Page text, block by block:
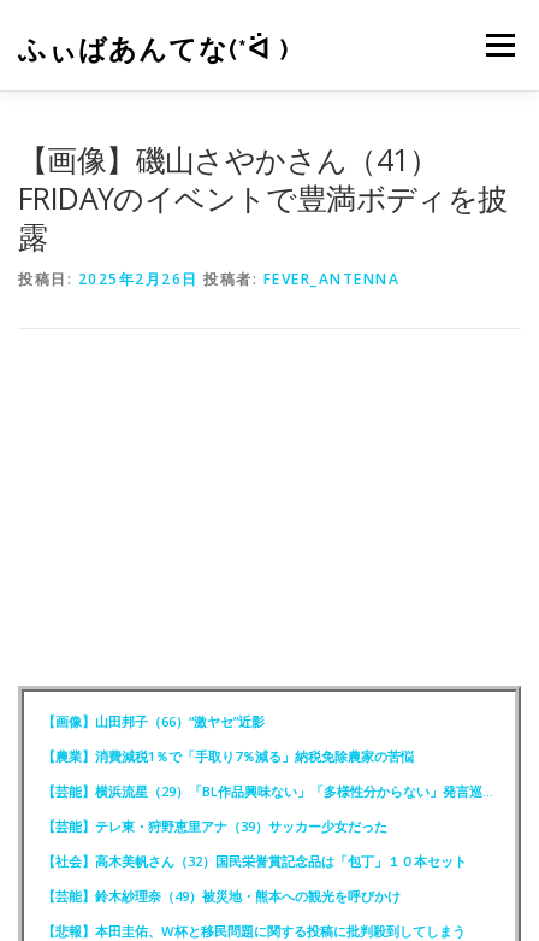
ふぃばあんてな(*ᐛ ) メニュー
【画像】磯山さやかさん（41）
FRIDAYのイベントで豊満ボディを披
露
投稿日: 2025年2月26日 投稿者: FEVER_ANTENNA
【画像】山田邦子（66）“激ヤセ”近影
【農業】消費減税1％で「手取り7％減る」納税免除農家の苦悩
【芸能】横浜流星（29）「BL作品興味ない」「多様性分からない」発言巡りFCが注意喚起
【芸能】テレ東・狩野恵里アナ（39）サッカー少女だった
【社会】高木美帆さん（32）国民栄誉賞記念品は「包丁」１０本セット
【芸能】鈴木紗理奈（49）被災地・熊本への観光を呼びかけ
【悲報】本田圭佑、W杯と移民問題に関する投稿に批判殺到してしまう